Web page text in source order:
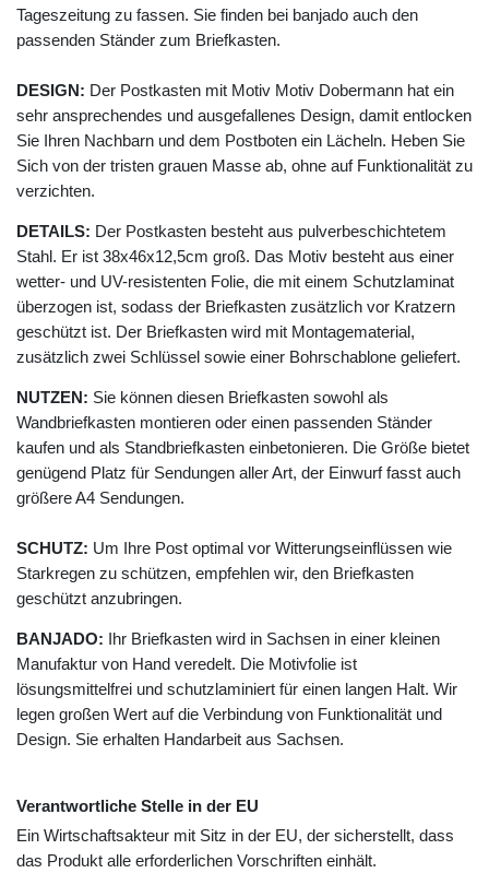
Tageszeitung zu fassen. Sie finden bei banjado auch den
passenden Ständer zum Briefkasten.
DESIGN: Der Postkasten mit Motiv Motiv Dobermann hat ein
sehr ansprechendes und ausgefallenes Design, damit entlocken
Sie Ihren Nachbarn und dem Postboten ein Lächeln. Heben Sie
Sich von der tristen grauen Masse ab, ohne auf Funktionalität zu
verzichten.
DETAILS: Der Postkasten besteht aus pulverbeschichtetem
Stahl. Er ist 38x46x12,5cm groß. Das Motiv besteht aus einer
wetter- und UV-resistenten Folie, die mit einem Schutzlaminat
überzogen ist, sodass der Briefkasten zusätzlich vor Kratzern
geschützt ist. Der Briefkasten wird mit Montagematerial,
zusätzlich zwei Schlüssel sowie einer Bohrschablone geliefert.
NUTZEN: Sie können diesen Briefkasten sowohl als
Wandbriefkasten montieren oder einen passenden Ständer
kaufen und als Standbriefkasten einbetonieren. Die Größe bietet
genügend Platz für Sendungen aller Art, der Einwurf fasst auch
größere A4 Sendungen.
SCHUTZ: Um Ihre Post optimal vor Witterungseinflüssen wie
Starkregen zu schützen, empfehlen wir, den Briefkasten
geschützt anzubringen.
BANJADO: Ihr Briefkasten wird in Sachsen in einer kleinen
Manufaktur von Hand veredelt. Die Motivfolie ist
lösungsmittelfrei und schutzlaminiert für einen langen Halt. Wir
legen großen Wert auf die Verbindung von Funktionalität und
Design. Sie erhalten Handarbeit aus Sachsen.
Verantwortliche Stelle in der EU
Ein Wirtschaftsakteur mit Sitz in der EU, der sicherstellt, dass
das Produkt alle erforderlichen Vorschriften einhält.